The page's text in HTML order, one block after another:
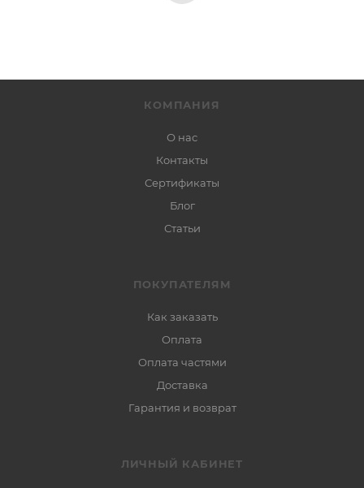
КОМПАНИЯ
О нас
Контакты
Сертификаты
Блог
Статьи
ПОКУПАТЕЛЯМ
Как заказать
Оплата
Оплата частями
Доставка
Гарантия и возврат
ЛИЧНЫЙ КАБИНЕТ